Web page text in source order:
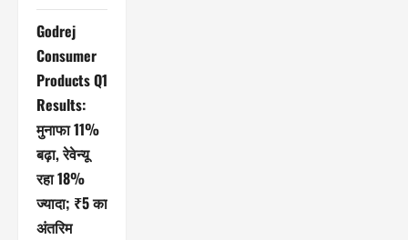
Godrej
Consumer
Products Q1
Results:
मुनाफा 11%
बढ़ा, रेवेन्यू
रहा 18%
ज्यादा; ₹5 का
अंतरिम